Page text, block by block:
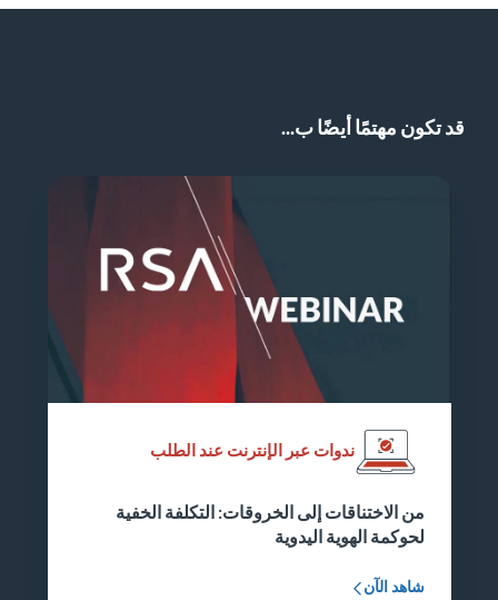
قد تكون مهتمًا أيضًا ب...
ندوات عبر الإنترنت عند الطلب
من الاختناقات إلى الخروقات: التكلفة الخفية
لحوكمة الهوية اليدوية
شاهد الآن